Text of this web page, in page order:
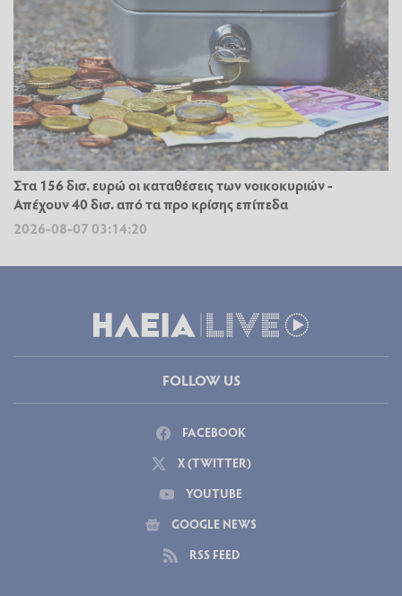
Στα 156 δισ. ευρώ οι καταθέσεις των νοικοκυριών -
Απέχουν 40 δισ. από τα προ κρίσης επίπεδα
2026-08-07 03:14:20
FOLLOW US
FACEBOOK
X (TWITTER)
YOUTUBE
GOOGLE NEWS
RSS FEED